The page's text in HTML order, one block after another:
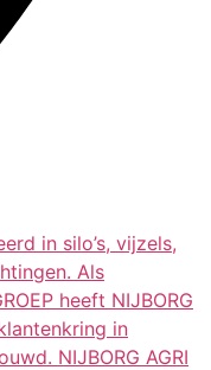
in silo’s, vijzels,
Als
heeft NIJBORG
in
NIJBORG AGRI